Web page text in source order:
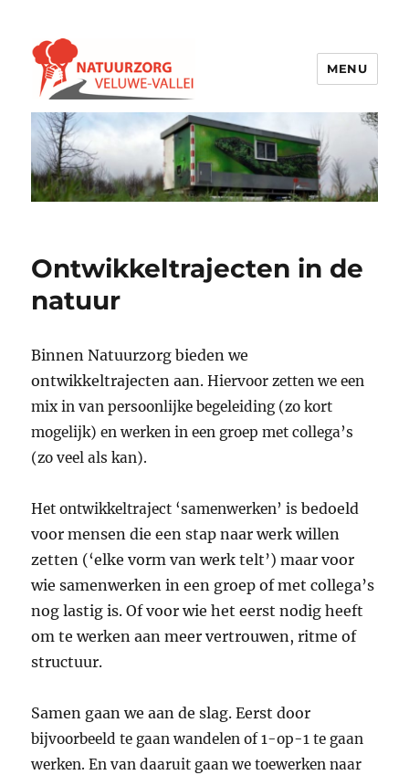
Natuurzorg Veluwe-Vallei
MENU
Ontwikkeltrajecten in de
natuur
Binnen Natuurzorg bieden we
ontwikkeltrajecten aan.Hiervoor zetten we een
mix in van persoonlijke begeleiding (zo kort
mogelijk) en werken in een groep met collega’s
(zo veel als kan).
Het ontwikkeltraject ‘samenwerken’ isbedoeld
voor mensen die een stap naar werk willen
zetten (‘elke vorm van werk telt’) maar voor
wie samenwerken in een groep of met collega’s
nog lastig is. Of voor wie het eerst nodig heeft
om te werken aan meer vertrouwen, ritme of
structuur.
Samen gaan we aan de slag. Eerst door
bijvoorbeeld te gaan wandelen of 1-op-1 te gaan
werken. En van daaruit gaan we toewerken naar